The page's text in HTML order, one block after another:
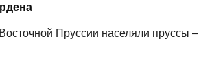
Пруссии населяли пруссы